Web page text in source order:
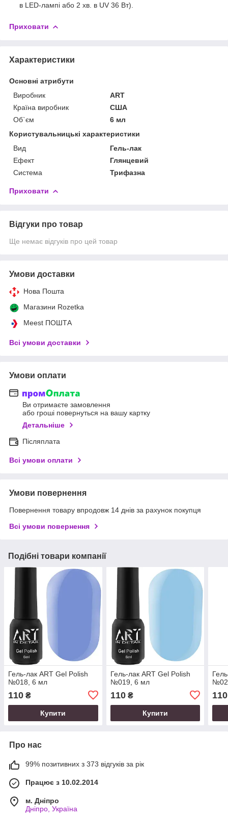
в LED-лампі або 2 хв. в UV 36 Вт).
Приховати
Характеристики
Основні атрибути
Виробник
ART
Країна виробник
США
Об`єм
6 мл
Користувальницькі характеристики
Вид
Гель-лак
Ефект
Глянцевий
Система
Трифазна
Приховати
Відгуки про товар
Ще немає відгуків про цей товар
Умови доставки
Нова Пошта
Магазини Rozetka
Meest ПОШТА
Всі умови доставки
Умови оплати
Ви отримаєте замовлення
або гроші повернуться на вашу картку
Детальніше
Післяплата
Всі умови оплати
Умови повернення
Повернення товару впродовж 14 днів за рахунок покупця
Всі умови повернення
Подібні товари компанії
Гель-лак ART Gel Polish
№018, 6 мл
110 ₴
Купити
Гель-лак ART Gel Polish
№019, 6 мл
110₴
Купити
110
Про нас
99% позитивних з 373 відгуків за рік
Працює з 10.02.2014
м. Дніпро
Дніпро, Україна